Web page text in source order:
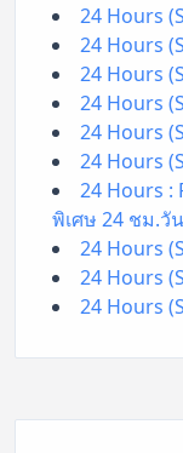
24 Hours
24 Hours
24 Hours
24 Hours
24 Hours
24 Hours
24 Hours :
พิเศษ 24 ชม.วั
24 Hours
24 Hours
24 Hours